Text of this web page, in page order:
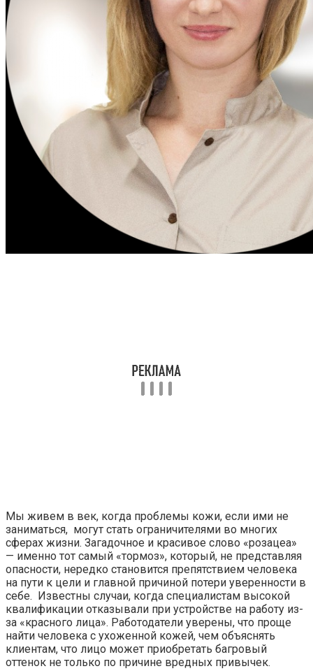
Мы живем в век, когда проблемы кожи, если ими не
заниматься, могут стать ограничителями во многих
сферах жизни. Загадочное и красивое слово «розацеа»
— именно тот самый «тормоз», который, не представляя
опасности, нередко становится препятствием человека
на пути к цели и главной причиной потери уверенности в
себе. Известны случаи, когда специалистам высокой
квалификации отказывали при устройстве на работу из-
за «красного лица». Работодатели уверены, что проще
найти человека с ухоженной кожей, чем объяснять
клиентам, что лицо может приобретать багровый
оттенок не только по причине вредных привычек.